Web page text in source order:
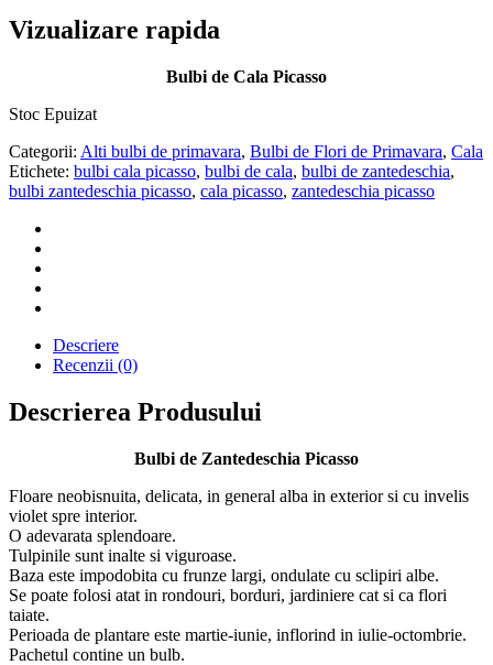
15,99 lei.
Vizualizare rapida
Bulbi de Cala Picasso
Stoc Epuizat
Categorii: Alti bulbi de primavara, Bulbi de Flori de Primavara, Cala
Etichete: bulbi cala picasso, bulbi de cala, bulbi de zantedeschia,
bulbi zantedeschia picasso, cala picasso, zantedeschia picasso
Descriere
Recenzii (0)
Descrierea Produsului
Bulbi de Zantedeschia Picasso
Floare neobisnuita, delicata, in general alba in exterior si cu invelis
violet spre interior.
O adevarata splendoare.
Tulpinile sunt inalte si viguroase.
Baza este impodobita cu frunze largi, ondulate cu sclipiri albe.
Se poate folosi atat in rondouri, borduri, jardiniere cat si ca flori
taiate.
Perioada de plantare este martie-iunie, inflorind in iulie-octombrie.
Pachetul contine un bulb.